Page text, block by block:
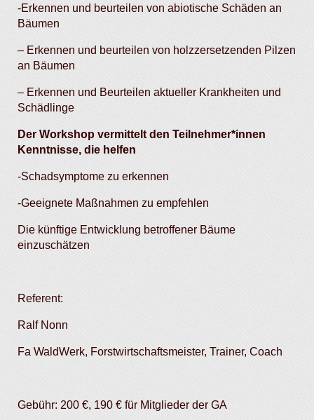
-Erkennen und beurteilen von abiotische Schäden an
Bäumen
– Erkennen und beurteilen von holzzersetzenden Pilzen
an Bäumen
– Erkennen und Beurteilen aktueller Krankheiten und
Schädlinge
Der Workshop vermitteltden Teilnehmer*innen
Kenntnisse, die helfen
-Schadsymptome zu erkennen
-Geeignete Maßnahmen zu empfehlen
Die künftige Entwicklung betroffener Bäume
einzuschätzen
Referent:
Ralf Nonn
Fa WaldWerk, Forstwirtschaftsmeister, Trainer, Coach
Gebühr: 200 €, 190 € für Mitglieder der GA